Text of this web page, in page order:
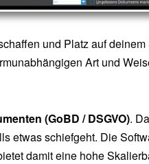
und Platz auf
Art und
(GoBD / DSGVO).
etwas schiefgeht. Die
damit eine hohe